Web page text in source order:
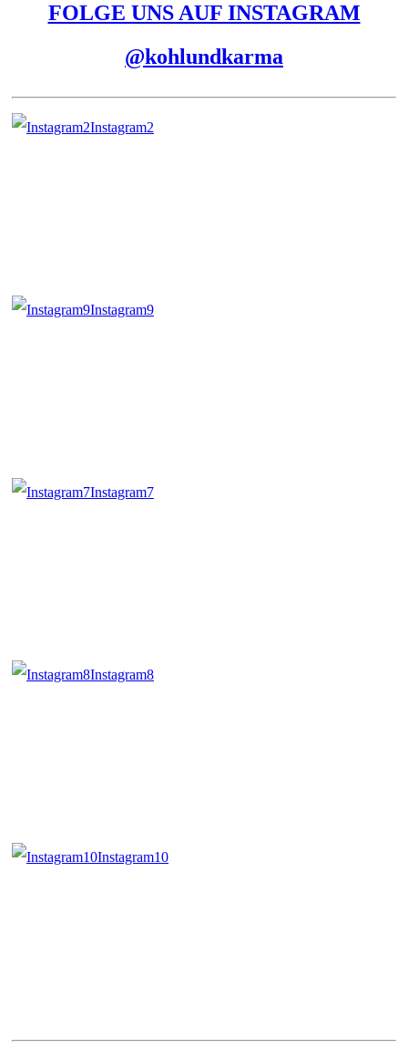
FOLGE UNS AUF INSTAGRAM
@kohlundkarma
Instagram2
Instagram9
Instagram7
Instagram8
Instagram10